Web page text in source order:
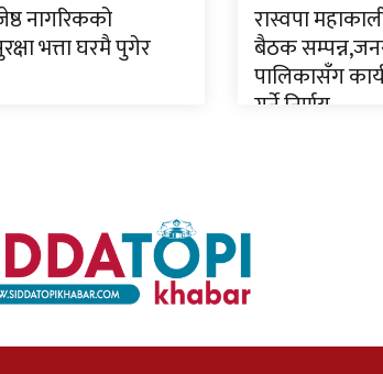
नागरिकको
भत्ता घरमै पुगेर
रास्वपा
बैठक
पालिकासँग
गर्ने निर्णय